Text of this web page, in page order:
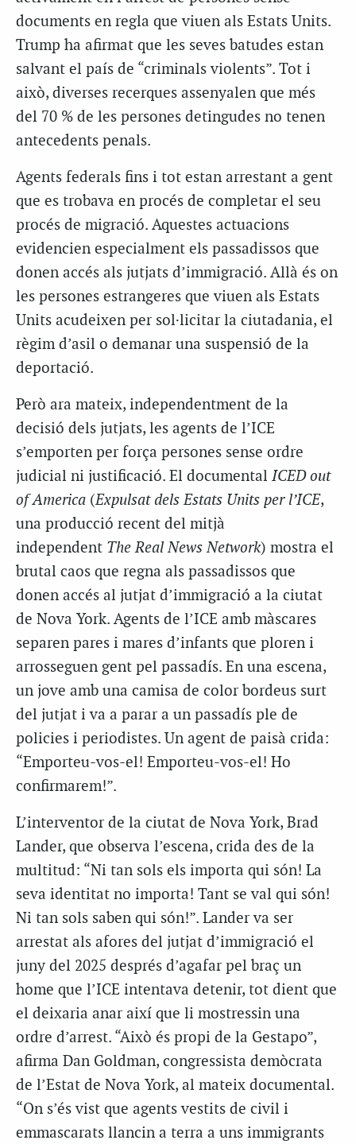
documents en regla que viuen als Estats Units.
Trump ha afirmat que les seves batudes estan
salvant el país de “criminals violents”. Tot i
això, diverses recerques assenyalen que més
del 70 % de les persones detingudes no tenen
antecedents penals.
Agents federals fins i tot estan arrestant a gent
que es trobava en procés de completar el seu
procés de migració. Aquestes actuacions
evidencien especialment els passadissos que
donen accés als jutjats d’immigració. Allà és on
les persones estrangeres que viuen als Estats
Units acudeixen per sol·licitar la ciutadania, el
règim d’asil o demanar una suspensió de la
deportació.
Però ara mateix, independentment de la
decisió dels jutjats, les agents de l’ICE
s’emporten per força persones sense ordre
judicial ni justificació. El documental ICED out
of America (Expulsat dels Estats Units per l’ICE,
una producció recent del mitjà
independent The Real News Network) mostra el
brutal caos que regna als passadissos que
donen accés al jutjat d’immigració a la ciutat
de Nova York. Agents de l’ICE amb màscares
separen pares i mares d’infants que ploren i
arrosseguen gent pel passadís. En una escena,
un jove amb una camisa de color bordeus surt
del jutjat i va a parar a un passadís ple de
policies i periodistes. Un agent de paisà crida:
“Emporteu-vos-el! Emporteu-vos-el! Ho
confirmarem!”.
L’interventor de la ciutat de Nova York, Brad
Lander, que observa l’escena, crida des de la
multitud: “Ni tan sols els importa qui són! La
seva identitat no importa! Tant se val qui són!
Ni tan sols saben qui són!”. Lander va ser
arrestat als afores del jutjat d’immigració el
juny del 2025 després d’agafar pel braç un
home que l’ICE intentava detenir, tot dient que
el deixaria anar així que li mostressin una
ordre d’arrest. “Això és propi de la Gestapo”,
afirma Dan Goldman, congressista demòcrata
de l’Estat de Nova York, al mateix documental.
“On s’és vist que agents vestits de civil i
emmascarats llancin a terra a uns immigrants